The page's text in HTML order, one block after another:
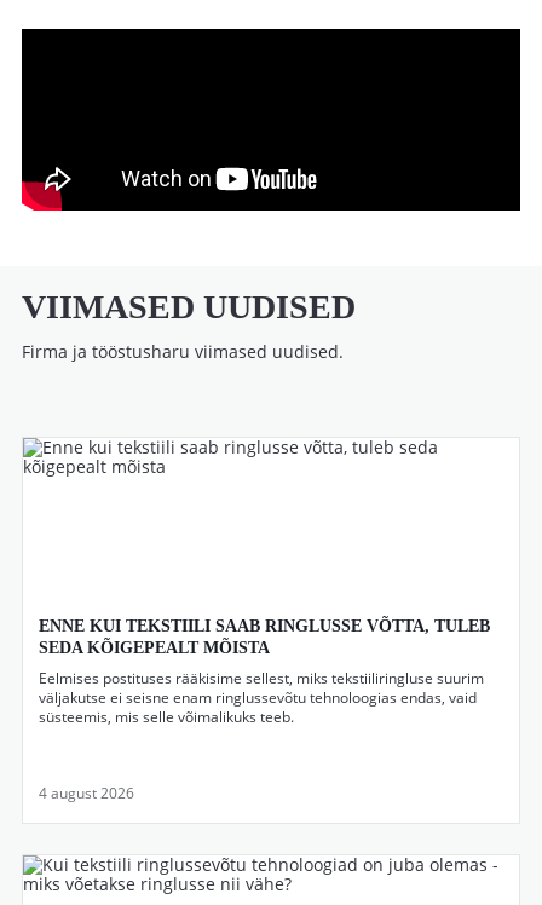
VIIMASED UUDISED
Firma ja tööstusharu viimased uudised.
ENNE KUI TEKSTIILI SAAB RINGLUSSE VÕTTA, TULEB
SEDA KÕIGEPEALT MÕISTA
Eelmises postituses rääkisime sellest, miks tekstiiliringluse suurim
väljakutse ei seisne enam ringlussevõtu tehnoloogias endas, vaid
süsteemis, mis selle võimalikuks teeb.
4 august 2026